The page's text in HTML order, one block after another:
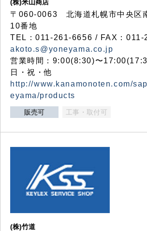
(株)米山商店
〒060-0063 北海道札幌市中央区
10番地
TEL：011-261-6656 / FAX：011-
akoto.s@yoneyama.co.jp
営業時間：9:00(8:30)〜
日・祝・他
http://www.kanamonoten.com/
eyama/products
販売可 工事・取付可
(株)竹道